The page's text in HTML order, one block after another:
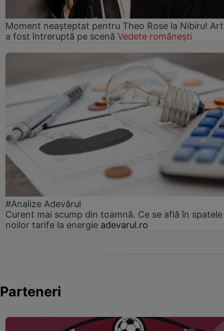
Moment neașteptat pentru Theo Rose la Nibiru!
a fost întreruptă pe scenă Vedete românești
#Analize Adevărul
Curent mai scump din toamnă. Ce se află în spatele
noilor tarife la energie adevarul.ro
Parteneri